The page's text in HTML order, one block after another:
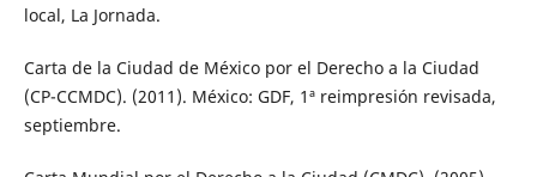
local, La Jornada.
Carta de la Ciudad de México por el Derecho a la Ciudad
(CP-CCMDC). (2011). México: GDF, 1ª reimpresión revisada,
septiembre.